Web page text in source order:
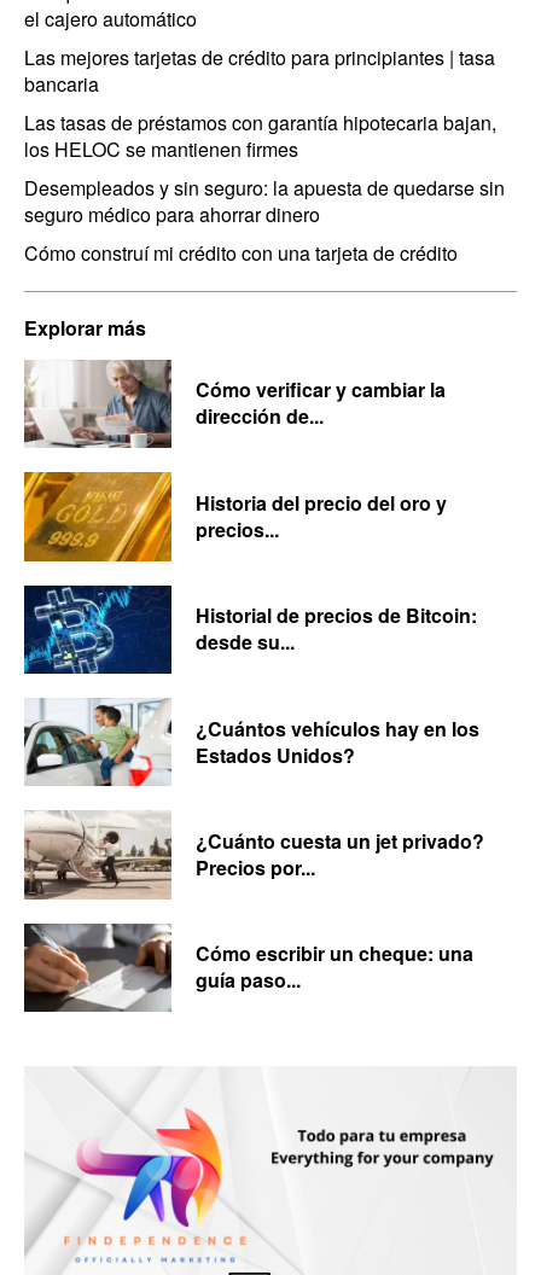
el cajero automático
Las mejores tarjetas de crédito para principiantes | tasa
bancaria
Las tasas de préstamos con garantía hipotecaria bajan,
los HELOC se mantienen firmes
Desempleados y sin seguro: la apuesta de quedarse sin
seguro médico para ahorrar dinero
Cómo construí mi crédito con una tarjeta de crédito
Explorar más
Cómo verificar y cambiar la
dirección de...
Historia del precio del oro y
precios...
Historial de precios de Bitcoin:
desde su...
¿Cuántos vehículos hay en los
Estados Unidos?
¿Cuánto cuesta un jet privado?
Precios por...
Cómo escribir un cheque: una
guía paso...